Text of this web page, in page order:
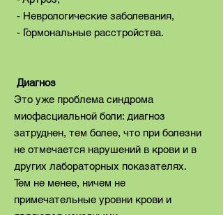
- Неврологические заболевания,
- Гормональные расстройства.
Диагноз
Это уже проблема синдрома
миофасциальной боли: диагноз
затруднен, тем более, что при болезни
не отмечается нарушений в крови и в
других лабораторных показателях.
Тем не менее, ничем не
примечательные уровни крови и